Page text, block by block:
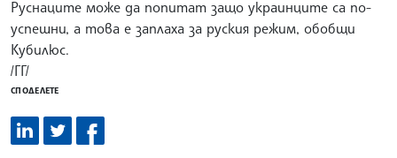
Руснаците може да попитат защо украинците са по-
успешни, а това е заплаха за руския режим, обобщи
Кубилюс.
/ГГ/
СПОДЕЛЕТЕ